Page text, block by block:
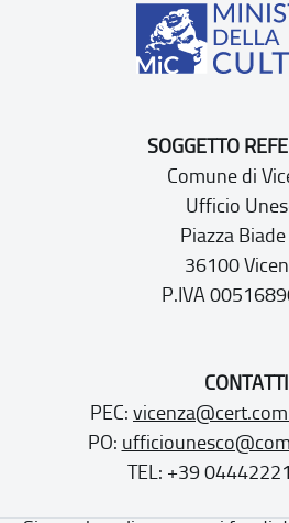
SOGGETTO
Comune di
Ufficio
Piazza
36100
P.IVA
CONTATTI
PEC:
PO:
TEL: +39